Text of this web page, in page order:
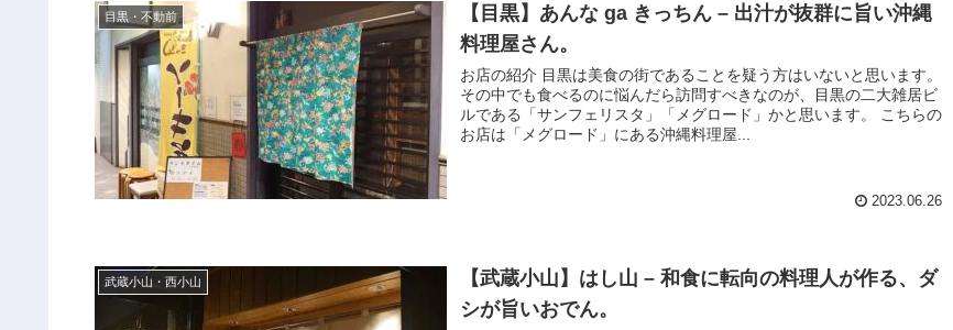
目黒・不動前
【目黒】あんな ga きっちん – 出汁が抜群に旨い沖縄
料理屋さん。
お店の紹介 目黒は美食の街であることを疑う方はいないと思います。
その中でも食べるのに悩んだら訪問すべきなのが、目黒の二大雑居ビ
ルである「サンフェリスタ」「メグロード」かと思います。 こちらの
お店は「メグロード」にある沖縄料理屋...
2023.06.26
武蔵小山・西小山
【武蔵小山】はし山 – 和食に転向の料理人が作る、ダ
シが旨いおでん。